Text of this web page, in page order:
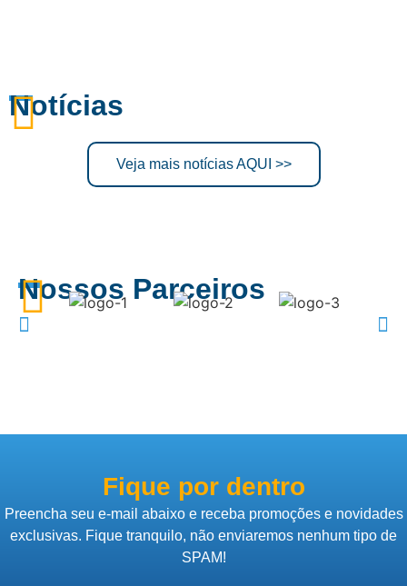
Notícias
Veja mais notícias AQUI >>
Nossos Parceiros
Fique por dentro
Preencha seu e-mail abaixo e receba promoções e novidades
exclusivas. Fique tranquilo, não enviaremos nenhum tipo de
SPAM!